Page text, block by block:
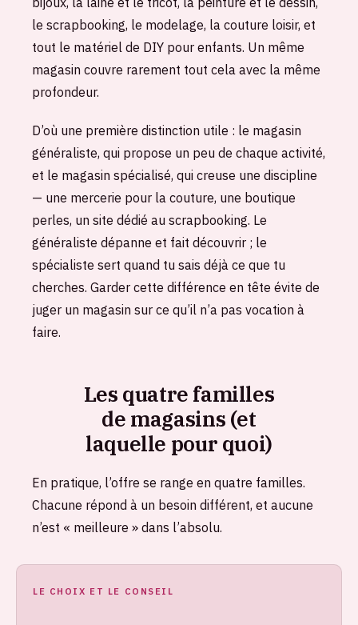
le scrapbooking, le modelage, la couture loisir, et
tout le matériel de DIY pour enfants. Un même
magasin couvre rarement tout cela avec la même
profondeur.
D’où une première distinction utile : le magasin
généraliste, qui propose un peu de chaque activité,
et le magasin spécialisé, qui creuse une discipline
— une mercerie pour la couture, une boutique
perles, un site dédié au scrapbooking. Le
généraliste dépanne et fait découvrir ; le
spécialiste sert quand tu sais déjà ce que tu
cherches. Garder cette différence en tête évite de
juger un magasin sur ce qu’il n’a pas vocation à
faire.
Les quatre familles
de magasins (et
laquelle pour quoi)
En pratique, l’offre se range en quatre familles.
Chacune répond à un besoin différent, et aucune
n’est « meilleure » dans l’absolu.
LE CHOIX ET LE CONSEIL